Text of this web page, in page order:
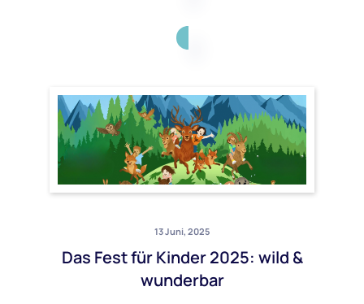
13 Juni, 2025
Das Fest für Kinder 2025: wild &
wunderbar